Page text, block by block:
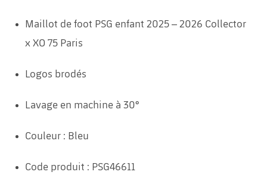
Maillot de foot PSG enfant 2025 – 2026 Collector
x XO 75 Paris
Logos brodés
Lavage en machine à 30°
Couleur : Bleu
Code produit : PSG46611